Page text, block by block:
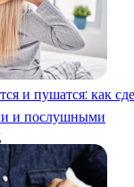
и пушатся: как
и послушными